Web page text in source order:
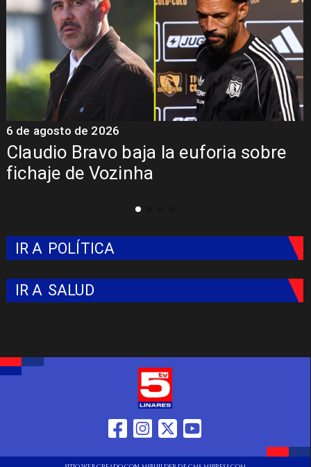
Claudio Bravo baja la euforia sobre
fichaje de Vozinha
6 de agosto de 2026
IR A POLÍTICA
IR A SALUD